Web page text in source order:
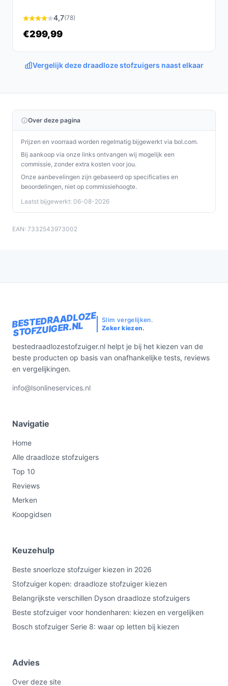
De AEG AS52CB18DB Clean 5000 Steelstofzuiger is een
voor iedereen die waarde hecht aan een schone
leefomgeving. Met zijn veelzijdigheid en duurzame
ontwerp is het een slimme investering voor elk
bestedraadlozestofzuiger.nl. Kies bewust wat perfect
past bij jouw behoeften!
4,7(78)
€299,99
Vergelijk deze draadloze stofzuigers naast elkaar
Over deze pagina
Prijzen en voorraad worden regelmatig bijgewerkt via bol.com.
Bij aankoop via onze links ontvangen wij mogelijk een
commissie, zonder extra kosten voor jou.
Onze aanbevelingen zijn gebaseerd op specificaties en
beoordelingen, niet op commissiehoogte.
Laatst bijgewerkt: 06-08-2026
EAN: 7332543973002
BESTEDRAADLOZE
STOFZUIGER.NL
Slim vergelijken.
Zeker kiezen.
bestedraadlozestofzuiger.nl helpt je bij het kiezen van de
beste producten op basis van onafhankelijke tests, reviews
en vergelijkingen.
info@lsonlineservices.nl
Navigatie
Home
Alle draadloze stofzuigers
Top 10
Reviews
Merken
Koopgidsen
Keuzehulp
Beste snoerloze stofzuiger kiezen in 2026
Stofzuiger kopen: draadloze stofzuiger kiezen
Belangrijkste verschillen Dyson draadloze stofzuigers
Beste stofzuiger voor hondenharen: kiezen en vergelijken
Bosch stofzuiger Serie 8: waar op letten bij kiezen
Advies
Over deze site